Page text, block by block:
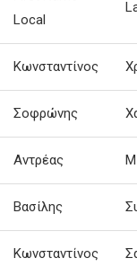
Local
Κωνσταντίνος
Σοφρώνης
Αντρέας
Βασίλης
Κωνσταντίνος